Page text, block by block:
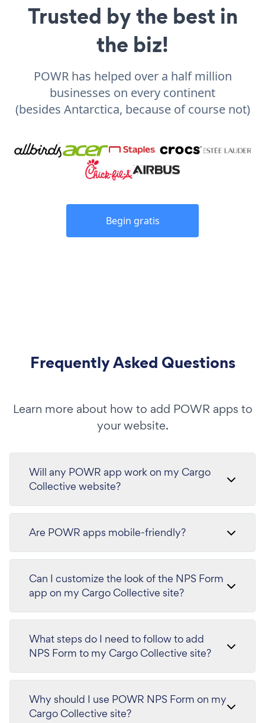
Trusted by the best in
the biz!
POWR has helped over a half million
businesses on every continent
(besides Antarctica, because of course not)
Begin gratis
Frequently Asked Questions
Learn more about how to add POWR apps to
your website.
Will any POWR app work on my Cargo
Collective website?
Are POWR apps mobile-friendly?
Can I customize the look of the NPS Form
app on my Cargo Collective site?
What steps do I need to follow to add
NPS Form to my Cargo Collective site?
Why should I use POWR NPS Form on my
Cargo Collective site?